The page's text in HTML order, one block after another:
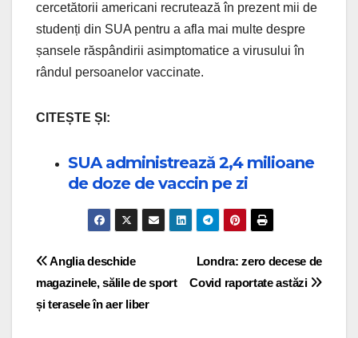
cercetătorii americani recrutează în prezent mii de
studenți din SUA pentru a afla mai multe despre
șansele răspândirii asimptomatice a virusului în
rândul persoanelor vaccinate.
CITEȘTE ȘI:
SUA administrează 2,4 milioane
de doze de vaccin pe zi
Post navigationLondra: zero decese de
Covid raportate astăzi
Anglia deschide
magazinele, sălile de sport
și terasele în aer liber